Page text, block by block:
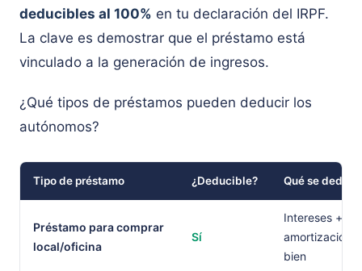
deducibles al 100% en tu declaración del IRPF.
La clave es demostrar que el préstamo está
vinculado a la generación de ingresos.
¿Qué tipos de préstamos pueden deducir los
autónomos?
Tipo de préstamo ¿Deducible? Qué se deduce
Préstamo para comprar
local/oficina
Sí
Intereses +
amortización
bien